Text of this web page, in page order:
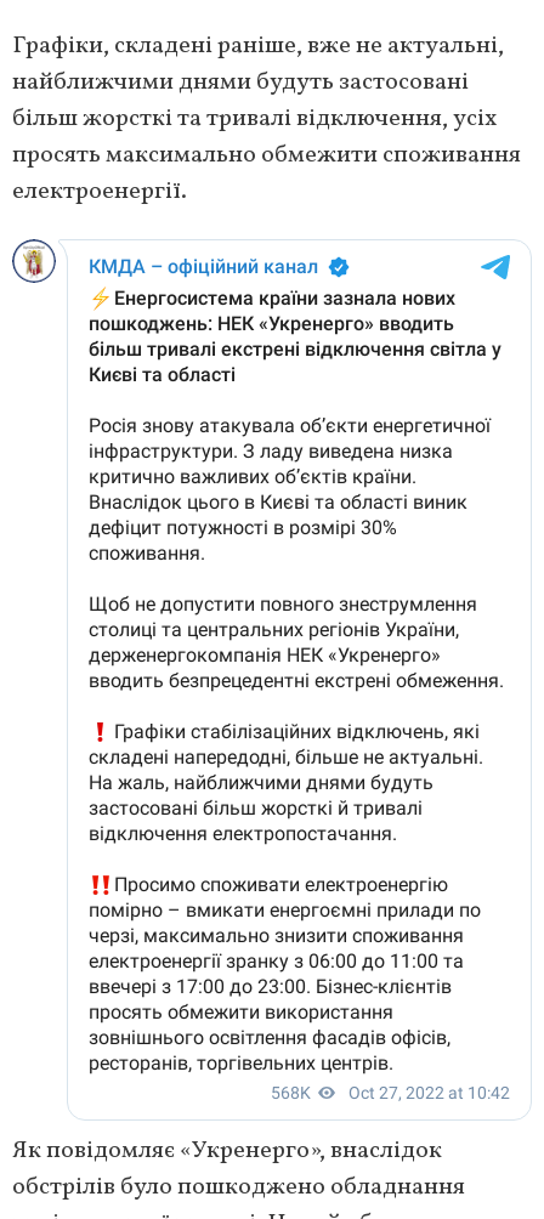
Графіки, складені раніше, вже не актуальні,
найближчими днями будуть застосовані
більш жорсткі та тривалі відключення, усіх
просять максимально обмежити споживання
електроенергії.
Як повідомляє «Укренерго», внаслідок
обстрілів було пошкоджено обладнання